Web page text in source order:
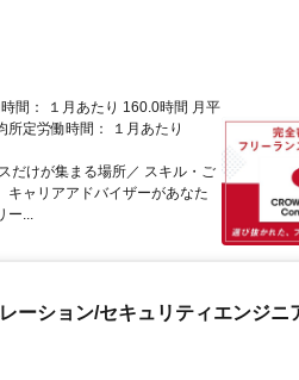
間： １月あたり 160.0時間 月平
定労働時間： １月あたり
だけが集まる場所／ スキル・ご
キャリアアドバイザーがあなた
ー...
ーション/セキュリティエンジニ